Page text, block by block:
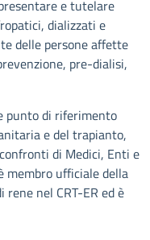
e tutelare
dializzati e
delle persone affette
pre-dialisi,
punto di riferimento
e del trapianto,
di Medici, Enti e
membro ufficiale della
nel CRT-ER ed è